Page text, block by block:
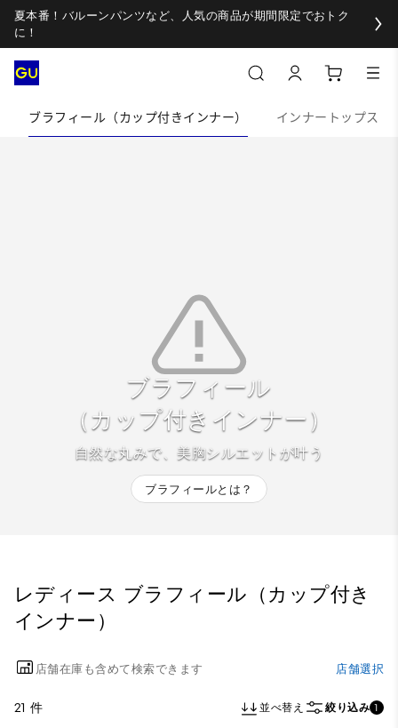
夏本番！バルーンパンツなど、人気の商品が期間限定でおトク
に！
ブラフィール（カップ付きインナー） インナートップス
ブラフィール
（カップ付きインナー）
自然な丸みで、美胸シルエットが叶う
ブラフィールとは？
レディース ブラフィール（カップ付き
インナー）
店舗在庫も含めて検索できます 店舗選択
21 件 並べ替え 絞り込み 1